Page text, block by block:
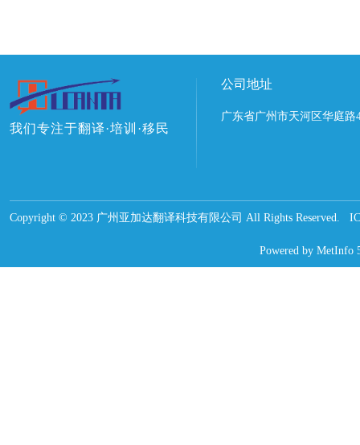
我们专注于翻译·培训·移民
公司地址
广东省广州市天河区华庭
Copyright © 2023 广州亚加达翻译科技有限公司 All Rights Reserved.
Powered by MetInfo